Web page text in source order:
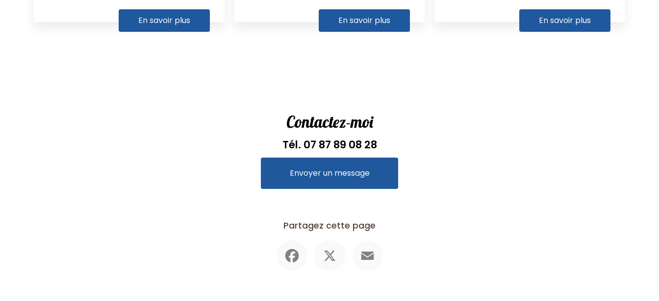
En savoir plus En savoir plus En savoir plus
Contactez-moi
Tél. 07 87 89 08 28
Envoyer un message
Partagez cette page